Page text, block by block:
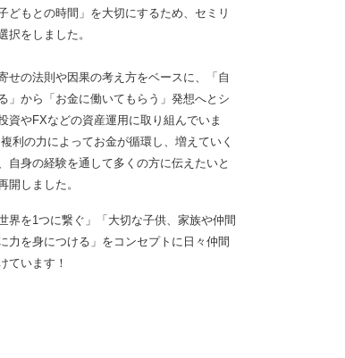
どもとの時間」を大切にするため、セミリ
択をしました。
せの法則や因果の考え方をベースに、「自
」から「お金に働いてもらう」発想へとシ
資やFXなどの資産運用に取り組んでいま
利の力によってお金が循環し、増えていく
自身の経験を通して多くの方に伝えたいと
開しました。
界を1つに繋ぐ」「大切な子供、家族や仲間
力を身につける」をコンセプトに日々仲間
ています！